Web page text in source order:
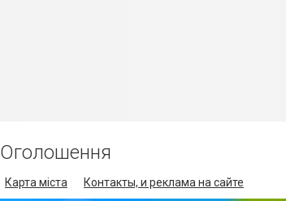
Оголошення
Карта міста Контакты, и реклама на сайте